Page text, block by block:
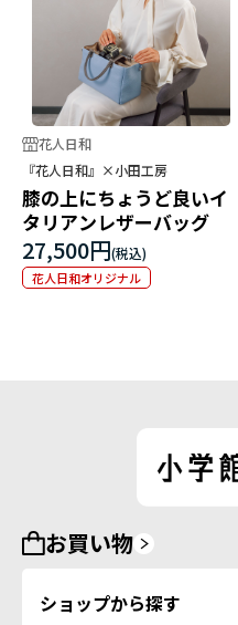
花人日和
『花人日和』×小田工房
膝の上にちょうど良いイ
タリアンレザーバッグ
27,500円
花人日和オリジナル
お買い物
ショップから探す